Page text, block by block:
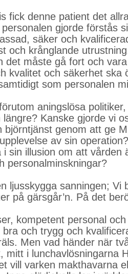
fick denne patient det
gjorde förstås
säker och
och krånglande
det måste gå fort och
kvalitet och säkerhet ska
som personalen
aningslösa
Kanske gjorde vi
björntjänst genom att ge
av sin
i sin illusion om att vården
personalminskningar?
ljusskygga sanningen; Vi
på gärsgår’n. På det
kompetent personal
bra och trygg och
Men vad händer när
mitt i lunchavlösningarna
vill varken makthavarna